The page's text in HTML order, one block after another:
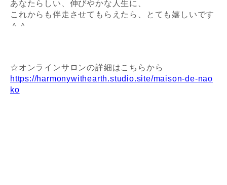
あなたらしい、伸びやかな人生に、
これからも伴走させてもらえたら、とても嬉しいです
＾＾
☆オンラインサロンの詳細はこちらから
https://harmonywithearth.studio.site/maison-de-nao
ko